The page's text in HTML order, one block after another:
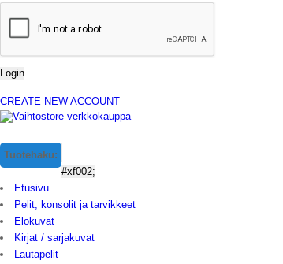
CREATE NEW ACCOUNT
Tuotehaku:
Etusivu
Pelit, konsolit ja tarvikkeet
Elokuvat
Kirjat / sarjakuvat
Lautapelit